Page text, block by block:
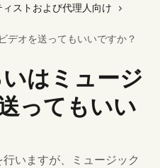
ィストおよび代理人向け
デオを送ってもいいですか？
はミュージ
ってもいい
いますが、ミュージック